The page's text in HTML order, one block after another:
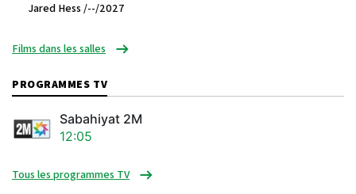
Jared Hess /--/2027
Films dans les salles
PROGRAMMES TV
Sabahiyat 2M
12:05
Tous les programmes TV